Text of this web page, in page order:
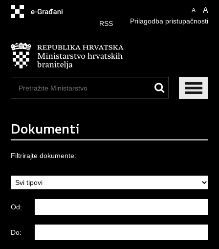
sadržaj
A A
Prilagodba pristupačnosti
RSS
Dokumenti
Filtrirajte dokumente:
Od:
Do: